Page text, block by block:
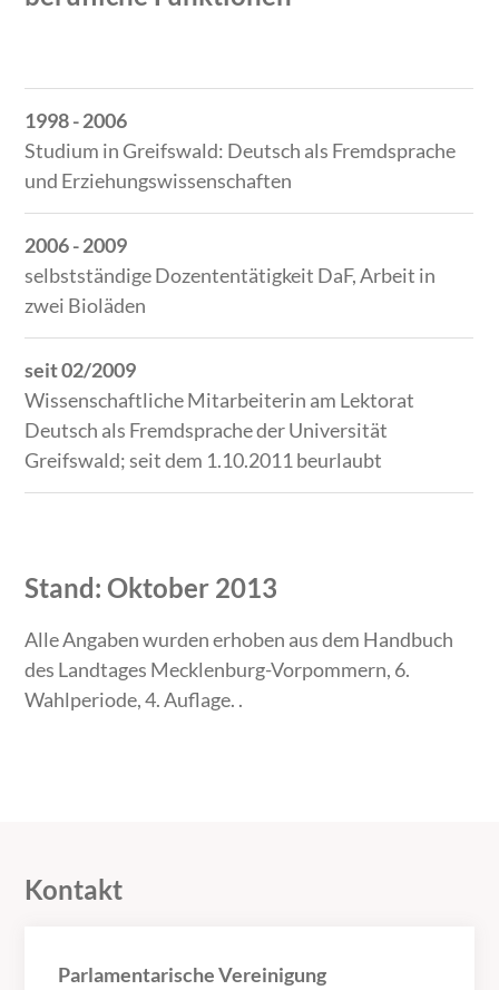
Zeitraum
Tätigkeit
1998 - 2006
Studium in Greifswald: Deutsch als Fremdsprache
und Erziehungswissenschaften
2006 - 2009
selbstständige Dozententätigkeit DaF, Arbeit in
zwei Bioläden
seit 02/2009
Wissenschaftliche Mitarbeiterin am Lektorat
Deutsch als Fremdsprache der Universität
Greifswald; seit dem 1.10.2011 beurlaubt
Stand: Oktober 2013
Alle Angaben wurden erhoben aus dem Handbuch
des Landtages Mecklenburg-Vorpommern, 6.
Wahlperiode, 4. Auflage. .
Kontakt
Parlamentarische Vereinigung